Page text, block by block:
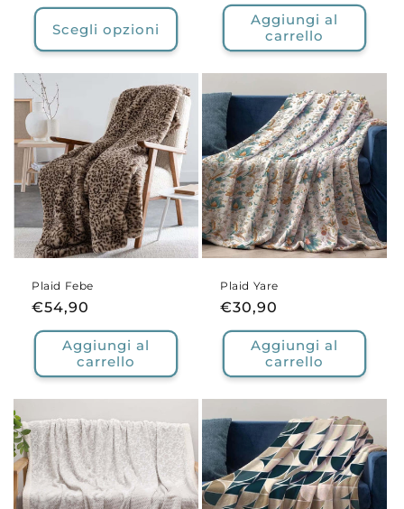
listino
Scegli opzioni
listinoAggiungi al
carrello
Plaid Febe
Prezzo
di
listino
€54,90
Aggiungi al
carrello
Plaid Yare
Prezzo
di
listino
€30,90
Aggiungi al
carrello